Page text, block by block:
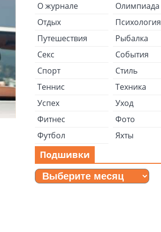
О журнале
Олимпиада
Отдых
Психология
Путешествия
Рыбалка
Секс
События
Спорт
Стиль
Теннис
Техника
Успех
Уход
Фитнес
Фото
Футбол
Яхты
Подшивки
Подшивки